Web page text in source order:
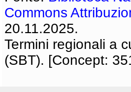
Commons
20.11.2025.
Termini regionali a
(SBT). [Concept: